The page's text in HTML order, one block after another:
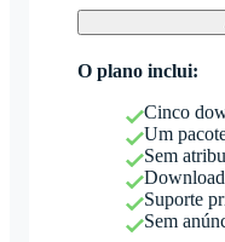
O plano inclui:
Cinco
Um
Sem
Suporte
Sem